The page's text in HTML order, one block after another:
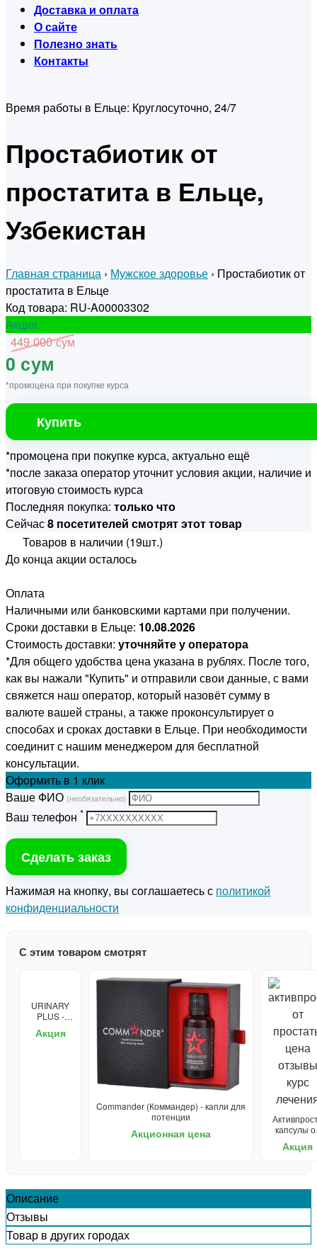
Доставка и оплата
О сайте
Полезно знать
Контакты
Время работы в Ельце: Круглосуточно, 24/7
Простабиотик от
простатита в Ельце,
Узбекистан
Главная страница › Мужское здоровье › Простабиотик от
простатита в Ельце
Код товара: RU-A00003302
Акция
449 000 сум
0 сум
*промоцена при покупке курса
Купить
*промоцена при покупке курса, актуально ещё
*после заказа оператор уточнит условия акции, наличие и
итоговую стоимость курса
Последняя покупка: только что
Сейчас8 посетителей смотрят этот товар
Товаров в наличии (19шт.)
До конца акции осталось
Оплата
Наличными или банковскими картами при получении.
Сроки доставки в Ельце: 10.08.2026
Стоимость доставки: уточняйте у оператора
*Для общего удобства цена указана в рублях. После того,
как вы нажали "Купить" и отправили свои данные, с вами
свяжется наш оператор, который назовёт сумму в
валюте вашей страны, а также проконсультирует о
способах и сроках доставки в Ельце. При необходимости
соединит с нашим менеджером для бесплатной
консультации.
Оформить в 1 клик
Ваше ФИО (необязательно)
Ваш телефон *
Сделать заказ
Нажимая на кнопку, вы соглашаетесь с политикой
конфиденциальности
С этим товаром смотрят
URINARY
PLUS -
от
Акция
Commander (Коммандер) - капли для
потенции
Акционная цена
капсулы
Акция
Описание
Отзывы
Товар в других городах